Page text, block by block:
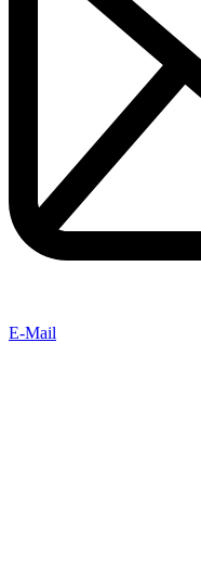
E-Mail